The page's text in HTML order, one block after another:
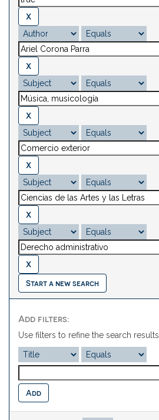
Start a new search
Add filters:
Use filters to refine the search results.